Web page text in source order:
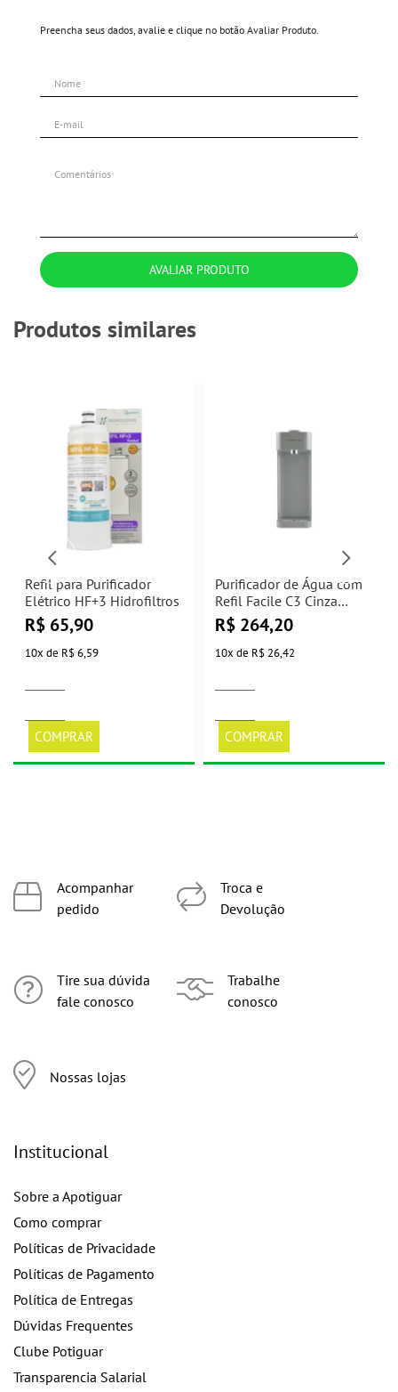
Preencha seus dados, avalie e clique no botão Avaliar Produto.
AVALIAR PRODUTO
Produtos similares
Refil para Purificador
Elétrico HF+3 Hidrofiltros
R$ 65,90
10x de R$ 6,59
COMPRAR
Purificador de Água com
Refil Facile C3 Cinza
Hidrofiltros
R$ 264,20
10x de R$ 26,42
COMPRAR
Acompanhar
pedido
Tire sua dúvida
fale conosco
Nossas lojas
Troca e
Devolução
Trabalhe
conosco
Institucional
Sobre a Apotiguar
Como comprar
Políticas de Privacidade
Políticas de Pagamento
Política de Entregas
Dúvidas Frequentes
Clube Potiguar
Transparencia Salarial